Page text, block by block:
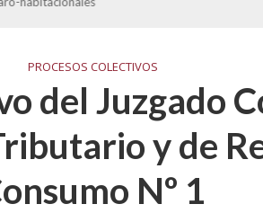
PROCESOS COLECTIVOS
del Juzgado
y de
Nº 1